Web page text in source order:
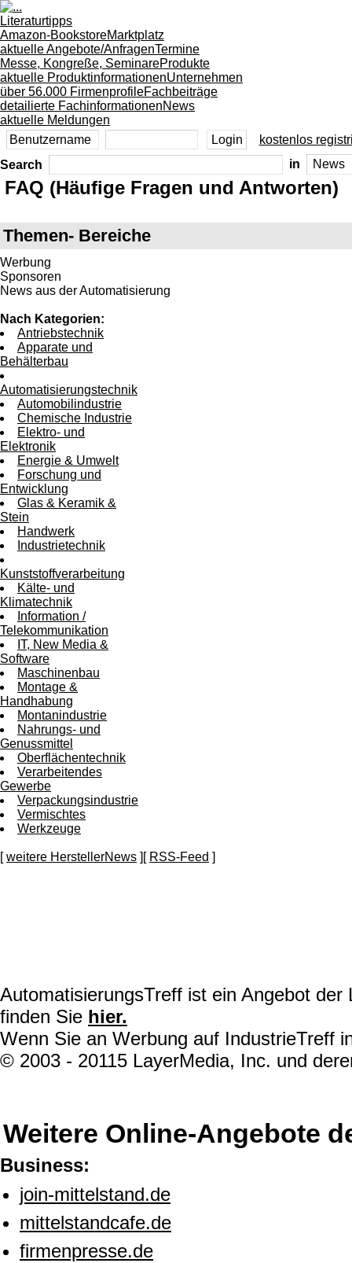
Literaturtipps
Amazon-BookstoreMarktplatz
aktuelle Angebote/AnfragenTermine
Messe, Kongreße, SeminareProdukte
aktuelle ProduktinformationenUnternehmen
über 56.000 FirmenprofileFachbeiträge
detailierte FachinformationenNews
aktuelle Meldungen
kostenlos
Search
in
FAQ (Häufige Fragen und Antworten)
Themen- Bereiche
Werbung
Sponsoren
News aus der Automatisierung
Nach Kategorien:
Antriebstechnik
Apparate und
Behälterbau
Automatisierungstechnik
Automobilindustrie
Chemische Industrie
Elektro- und
Elektronik
Energie & Umwelt
Forschung und
Entwicklung
Glas & Keramik &
Stein
Handwerk
Industrietechnik
Kunststoffverarbeitung
Kälte- und
Klimatechnik
Information /
Telekommunikation
IT, New Media &
Software
Maschinenbau
Montage &
Handhabung
Montanindustrie
Nahrungs- und
Genussmittel
Oberflächentechnik
Verarbeitendes
Gewerbe
Verpackungsindustrie
Vermischtes
Werkzeuge
[weitere HerstellerNews ][ RSS-Feed ]
AutomatisierungsTreff ist ein Angebot
finden Sie hier.
Wenn Sie an Werbung auf IndustrieTreff
© 2003 - 20115 LayerMedia, Inc. und
Weitere Online-Angebote
Business:
join-mittelstand.de
mittelstandcafe.de
firmenpresse.de